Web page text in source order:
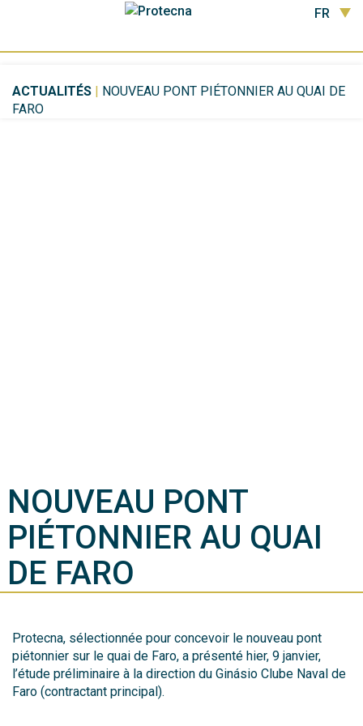
FR
ACTUALITÉS | NOUVEAU PONT PIÉTONNIER AU QUAI DE
FARO
NOUVEAU PONT
PIÉTONNIER AU QUAI
DE FARO
Protecna, sélectionnée pour concevoir le nouveau pont
piétonnier sur le quai de Faro, a présenté hier, 9 janvier,
l’étude préliminaire à la direction du Ginásio Clube Naval de
Faro (contractant principal).